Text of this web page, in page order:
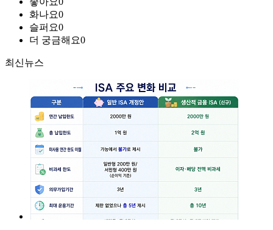
화나요0
슬퍼요0
더 궁금해요0
최신뉴스